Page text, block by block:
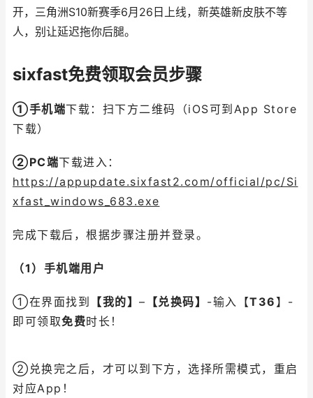
开，三角洲S10新赛季6月26日上线，新英雄新皮肤不等
人，别让延迟拖你后腿。
sixfast免费领取会员步骤
①手机端下载：扫下方二维码（iOS可到App Store
下载）
②PC端下载进入：
https://appupdate.sixfast2.com/official/pc/Si
xfast_windows_683.exe
完成下载后，根据步骤注册并登录。
（1）手机端用户
①在界面找到 【我的】 – 【兑换码】 -输入【T36】-
即可领取免费时长！
②兑换完之后，才可以到下方，选择所需模式，重启
对应App！